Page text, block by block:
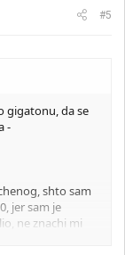
#5
gigatonu, da se
-
shto sam
jer sam je
ne znachi mi
oko godinu